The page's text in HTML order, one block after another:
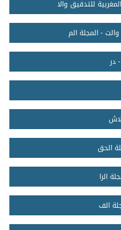
للتدقيق والا
- المجلة الم
در
الحق
الرا
الف